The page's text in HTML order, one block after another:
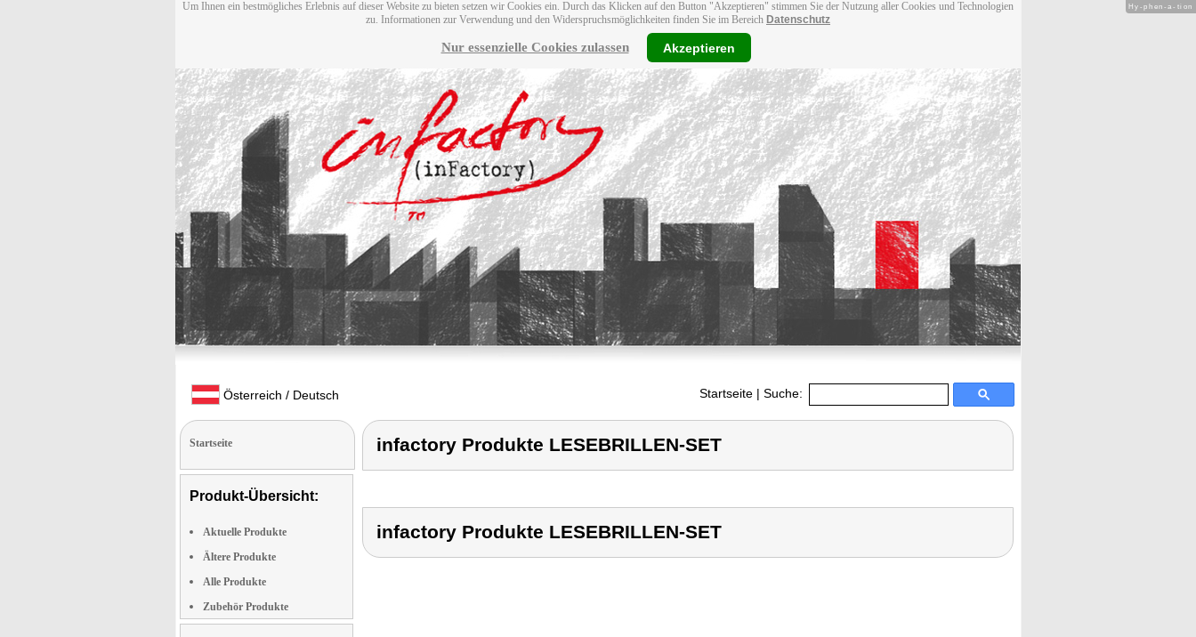
Um Ihnen ein bestmögliches Erlebnis auf dieser Website zu bieten setzen wir Cookies ein. Durch das Klicken auf den Button "Akzeptieren" stimmen Sie der Nutzung aller Cookies und Technologien
zu. Informationen zur Verwendung und den Widerspruchsmöglichkeiten finden Sie im Bereich Datenschutz
Nur essenzielle Cookies zulassen Akzeptieren
Österreich / Deutsch Startseite | Suche:
Startseite
Produkt-Übersicht:
Aktuelle Produkte
Ältere Produkte
Alle Produkte
Zubehör Produkte
infactory Produkte LESEBRILLEN-SET
infactory Produkte LESEBRILLEN-SET
Hy-phen-a-tion